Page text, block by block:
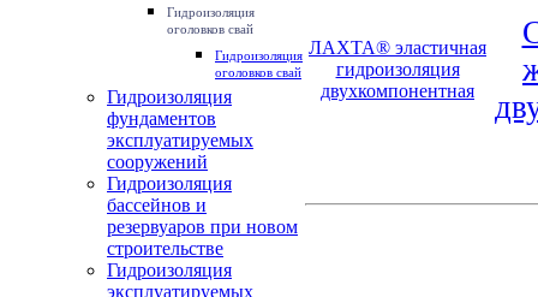
Гидроизоляция
оголовков свай
Гидроизоляция
оголовков свай
Гидроизоляция
фундаментов
эксплуатируемых
сооружений
Гидроизоляция
бассейнов и
резервуаров при новом
строительстве
Гидроизоляция
эксплуатируемых
ЛАХТА® эластичная
гидроизоляция
двухкомпонентная